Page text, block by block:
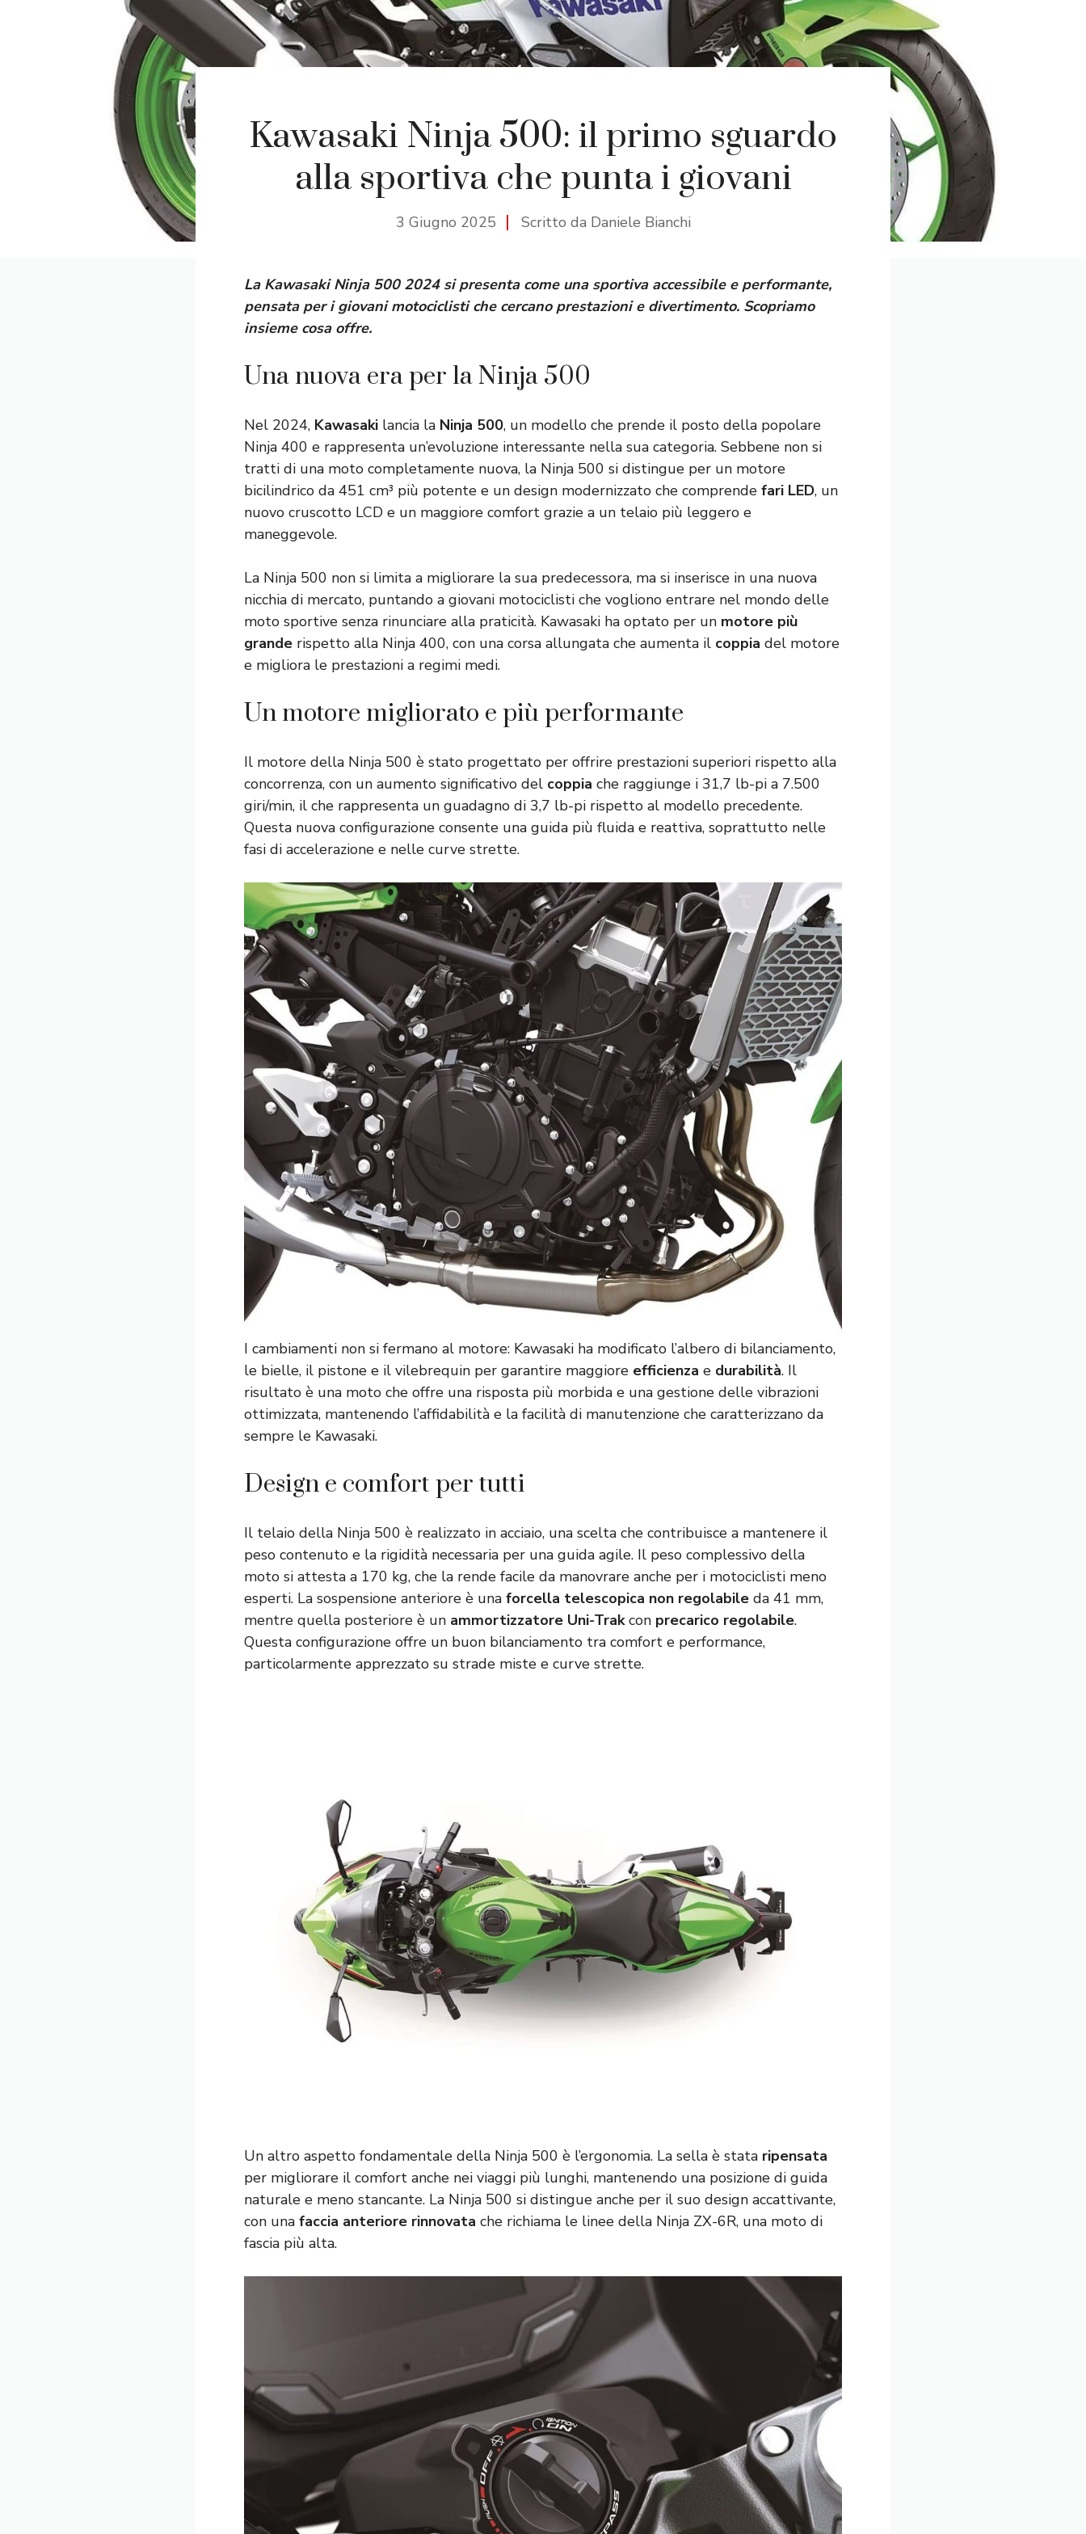
Kawasaki Ninja 500: il primo sguardo
alla sportiva che punta i giovani
3 Giugno 2025 Scritto da Daniele Bianchi
La Kawasaki Ninja 500 2024 si presenta come una sportiva accessibile e performante,
pensata per i giovani motociclisti che cercano prestazioni e divertimento. Scopriamo
insieme cosa offre.
Una nuova era per la Ninja 500
Nel 2024, Kawasaki lancia la Ninja 500, un modello che prende il posto della popolare
Ninja 400 e rappresenta un’evoluzione interessante nella sua categoria. Sebbene non si
tratti di una moto completamente nuova, la Ninja 500 si distingue per un motore
bicilindrico da 451 cm³ più potente e un design modernizzato che comprende fari LED, un
nuovo cruscotto LCD e un maggiore comfort grazie a un telaio più leggero e
maneggevole.
La Ninja 500 non si limita a migliorare la sua predecessora, ma si inserisce in una nuova
nicchia di mercato, puntando a giovani motociclisti che vogliono entrare nel mondo delle
moto sportive senza rinunciare alla praticità. Kawasaki ha optato per un motore più
grande rispetto alla Ninja 400, con una corsa allungata che aumenta il coppia del motore
e migliora le prestazioni a regimi medi.
Un motore migliorato e più performante
Il motore della Ninja 500 è stato progettato per offrire prestazioni superiori rispetto alla
concorrenza, con un aumento significativo del coppia che raggiunge i 31,7 lb-pi a 7.500
giri/min, il che rappresenta un guadagno di 3,7 lb-pi rispetto al modello precedente.
Questa nuova configurazione consente una guida più fluida e reattiva, soprattutto nelle
fasi di accelerazione e nelle curve strette.
I cambiamenti non si fermano al motore: Kawasaki ha modificato l’albero di bilanciamento,
le bielle, il pistone e il vilebrequin per garantire maggiore efficienza e durabilità. Il
risultato è una moto che offre una risposta più morbida e una gestione delle vibrazioni
ottimizzata, mantenendo l’affidabilità e la facilità di manutenzione che caratterizzano da
sempre le Kawasaki.
Design e comfort per tutti
Il telaio della Ninja 500 è realizzato in acciaio, una scelta che contribuisce a mantenere il
peso contenuto e la rigidità necessaria per una guida agile. Il peso complessivo della
moto si attesta a 170 kg, che la rende facile da manovrare anche per i motociclisti meno
esperti. La sospensione anteriore è una forcella telescopica non regolabile da 41 mm,
mentre quella posteriore è un ammortizzatore Uni-Trakcon precarico regolabile.
Questa configurazione offre un buon bilanciamento tra comfort e performance,
particolarmente apprezzato su strade miste e curve strette.
Un altro aspetto fondamentale della Ninja 500 è l’ergonomia. La sella è stata ripensata
per migliorare il comfort anche nei viaggi più lunghi, mantenendo una posizione di guida
naturale e meno stancante. La Ninja 500 si distingue anche per il suo design accattivante,
con una faccia anteriore rinnovata che richiama le linee della Ninja ZX-6R, una moto di
fascia più alta.